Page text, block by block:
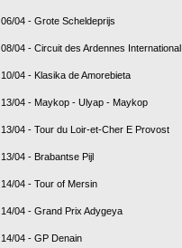
06/04 - Grote Scheldeprijs
08/04 - Circuit des Ardennes International
10/04 - Klasika de Amorebieta
13/04 - Maykop - Ulyap - Maykop
13/04 - Tour du Loir-et-Cher E Provost
13/04 - Brabantse Pijl
14/04 - Tour of Mersin
14/04 - Grand Prix Adygeya
14/04 - GP Denain